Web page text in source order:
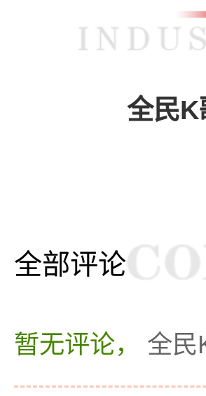
全民K
全部评论
暂无评论， 全民